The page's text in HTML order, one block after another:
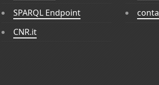
SPARQL Endpoint
CNR.it